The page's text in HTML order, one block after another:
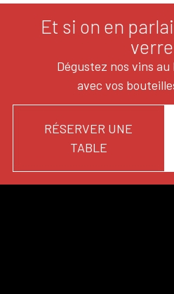
Et si on en
verre
Dégustez nos vins
avec vos
RÉSERVER UNE
TABLE